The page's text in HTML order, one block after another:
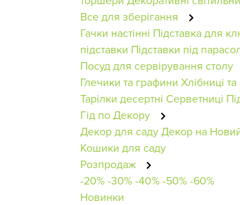
Все для зберігання
Гачки настінні Підставка для
підставки Підставки під
Посуд для сервірування столу
Глечики та графини Хлібниці
Тарілки десертні Серветниці
Гід по Декору
Декор для садуДекор на
Кошики для саду
Розпродаж
-20%-30%-40%-50%-60%
Новинки